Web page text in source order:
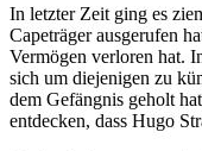
In letzter Zeit ging es
Capeträger ausgerufen
Vermögen verloren hat.
sich um diejenigen zu
dem Gefängnis geholt
entdecken, dass Hugo